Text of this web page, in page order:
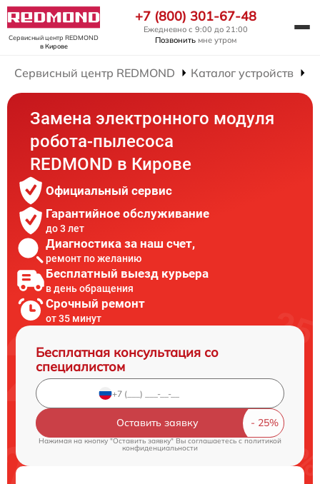
Сервисный центр REDMOND
в Кирове
+7 (800) 301-67-48
Ежедневно с 9:00 до 21:00
Позвонить мне утром
Сервисный центр REDMOND Каталог устройств
Замена электронного модуля
робота-пылесоса
REDMOND в Кирове
Официальный сервис
Гарантийное обслуживание
до 3 лет
Диагностика за наш счет,
ремонт по желанию
Бесплатный выезд курьера
в день обращения
Срочный ремонт
от 35 минут
Бесплатная консультация со
специалистом
Оставить заявку
Нажимая на кнопку "Оставить заявку" Вы соглашаетесь c политикой
конфиденциальности